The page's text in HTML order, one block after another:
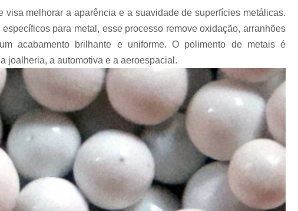
Equipamento para Polir
Equipamento para Polir
Fabricante de Abrasivo Plástico e
Produto para Polimento em
Produtos de Polimento
Abrasivos para Polimento de
Polimento de
Polimento de Metais
Polimento de Metal
Polimento de Utensílios
Polir
visa melhorar a aparência e a suavidade de superfícies metálicas.
para metal, esse processo remove oxidação, arranhões
acabamento brilhante e uniforme. O polimento de metais é
joalheria, a automotiva e a aeroespacial.